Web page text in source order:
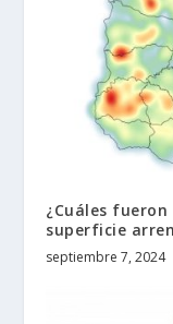
¿Cuáles
superficie
septiembre 7, 2024